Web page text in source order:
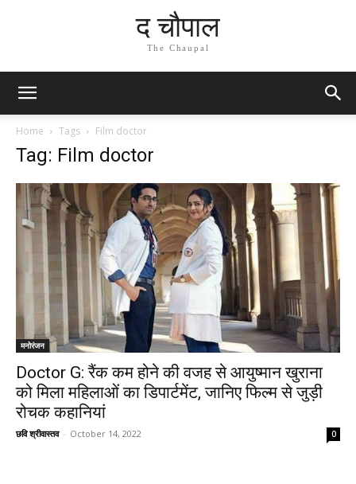
द चौपाल
The Chaupal
Home Tags Film doctor
Tag: Film doctor
मनोरंजन
Doctor G: रैंक कम होने की वजह से आयुष्मान खुराना
को मिला महिलाओं का डिपार्टमेंट, जानिए फिल्म से जुड़ी
रोचक कहानियां
छवि श्रीवास्तव - October 14, 2022 0